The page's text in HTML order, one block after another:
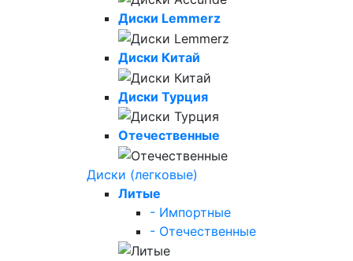
Диски Lemmerz
Диски Китай
Диски Турция
Отечественные
Диски (легковые)
Литые
- Импортные
- Отечественные